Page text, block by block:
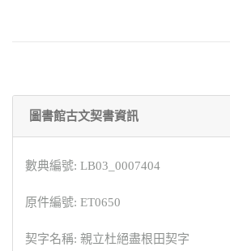
圖書館古文契書資訊
數典編號: LB03_0007404
原件編號: ET0650
契字名稱: 親立杜絕盡根田契字